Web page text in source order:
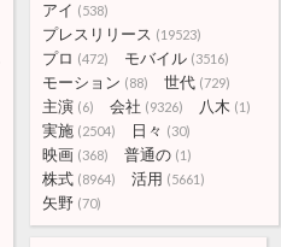
アイ (538)
プレスリリース (19523)
プロ (472) モバイル (3516)
モーション (88) 世代 (729)
主演 (6) 会社 (9326) 八木 (1)
実施 (2504) 日々 (30)
映画 (368) 普通の (1)
株式 (8964) 活用 (5661)
矢野 (70)